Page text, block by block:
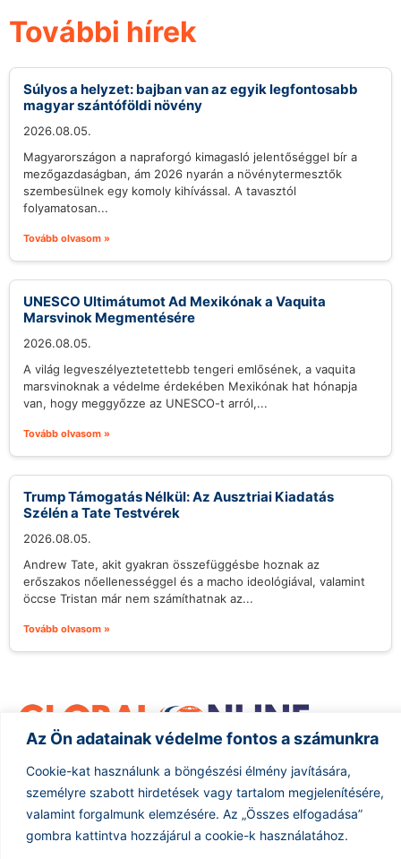
Az Ön adatainak védelme fontos a számunkra
Cookie-kat használunk a böngészési élmény javítására,
személyre szabott hirdetések vagy tartalom megjelenítésére,
valamint forgalmunk elemzésére. Az „Összes elfogadása”
gombra kattintva hozzájárul a cookie-k használatához.
További hírek
Súlyos a helyzet: bajban van az egyik legfontosabb
magyar szántóföldi növény
2026.08.05.
Magyarországon a napraforgó kimagasló jelentőséggel bír a
mezőgazdaságban, ám 2026 nyarán a növénytermesztők
szembesülnek egy komoly kihívással. A tavasztól
folyamatosan...
Tovább olvasom »
UNESCO Ultimátumot Ad Mexikónak a Vaquita
Marsvinok Megmentésére
2026.08.05.
A világ legveszélyeztetettebb tengeri emlősének, a vaquita
marsvinoknak a védelme érdekében Mexikónak hat hónapja
van, hogy meggyőzze az UNESCO-t arról,...
Tovább olvasom »
Trump Támogatás Nélkül: Az Ausztriai Kiadatás
Szélén a Tate Testvérek
2026.08.05.
Andrew Tate, akit gyakran összefüggésbe hoznak az
erőszakos nőellenességgel és a macho ideológiával, valamint
öccse Tristan már nem számíthatnak az...
Tovább olvasom »
Hírarchívum Impresszum
ÁSZF
Adatkezelés